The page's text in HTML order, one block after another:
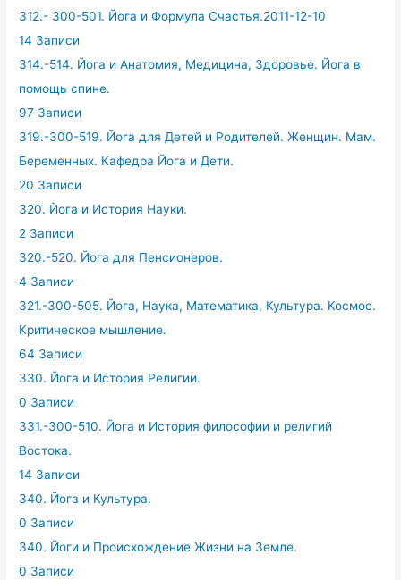
312.- 300-501. Йога и Формула Счастья.2011-12-10
14 Записи
314.-514. Йога и Анатомия, Медицина, Здоровье. Йога в
помощь спине.
97 Записи
319.-300-519. Йога для Детей и Родителей. Женщин. Мам.
Беременных. Кафедра Йога и Дети.
20 Записи
320. Йога и История Науки.
2 Записи
320.-520. Йога для Пенсионеров.
4 Записи
321.-300-505. Йога, Наука, Математика, Культура. Космос.
Критическое мышление.
64 Записи
330. Йога и История Религии.
0 Записи
331.-300-510. Йога и История философии и религий
Востока.
14 Записи
340. Йога и Культура.
0 Записи
340. Йоги и Происхождение Жизни на Земле.
0 Записи